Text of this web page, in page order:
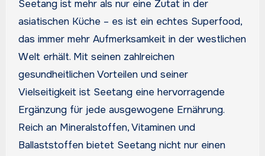
Seetang ist mehr als nur eine Zutat in der
asiatischen Küche – es ist ein echtes Superfood,
das immer mehr Aufmerksamkeit in der westlichen
Welt erhält. Mit seinen zahlreichen
gesundheitlichen Vorteilen und seiner
Vielseitigkeit ist Seetang eine hervorragende
Ergänzung für jede ausgewogene Ernährung.
Reich an Mineralstoffen, Vitaminen und
Ballaststoffen bietet Seetang nicht nur einen